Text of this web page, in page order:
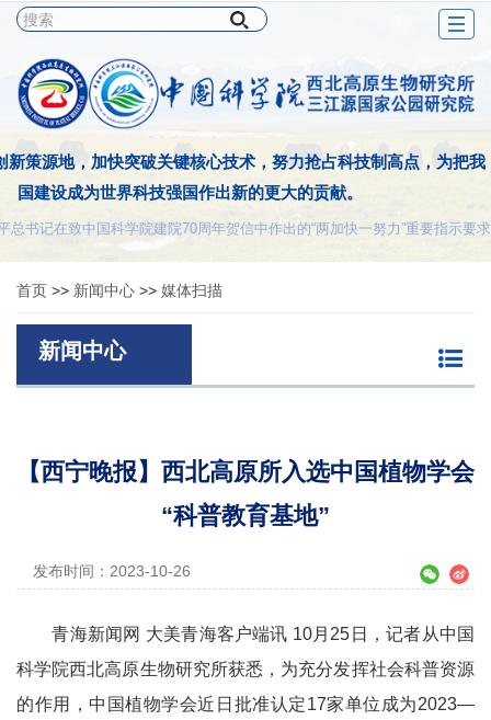
新策源地，加快突破关键核心技术，努力抢占科技制高点，为把我
国建设成为世界科技强国作出新的更大的贡献。
书记在致中国科学院建院70周年贺信中作出的“两加快一努力”重要指示要求
首页 >> 新闻中心 >> 媒体扫描
新闻中心
【西宁晚报】西北高原所入选中国植物学会
“科普教育基地”
发布时间：2023-10-26
青海新闻网 大美青海客户端讯 10月25日，记者从中国
科学院西北高原生物研究所获悉，为充分发挥社会科普资源
的作用，中国植物学会近日批准认定17家单位成为2023—